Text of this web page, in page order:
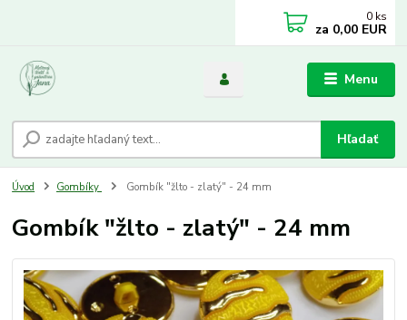
Menu
Hľadať
0 ks
za 0,00 EUR
Úvod Gombíky Gombík "žlto - zlatý" - 24 mm
Gombík "žlto - zlatý" - 24 mm